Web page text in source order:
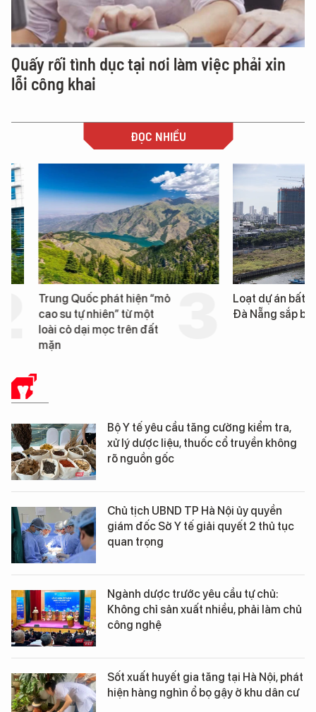
Quấy rối tình dục tại nơi làm việc phải xin
lỗi công khai
ĐỌC NHIỀU
Trung Quốc phát hiện “mỏ
cao su tự nhiên” từ một
loài cỏ dại mọc trên đất
Loạt dự án bất động
Đà Nẵng sắp bị kiểm
Y TẾ
Bộ Y tế yêu cầu tăng cường kiểm tra,
xử lý dược liệu, thuốc cổ truyền không
rõ nguồn gốc
Chủ tịch UBND TP Hà Nội ủy quyền
giám đốc Sở Y tế giải quyết 2 thủ tục
quan trọng
Ngành dược trước yêu cầu tự chủ:
Không chỉ sản xuất nhiều, phải làm chủ
công nghệ
Sốt xuất huyết gia tăng tại Hà Nội, phát
hiện hàng nghìn ổ bọ gậy ở khu dân cư